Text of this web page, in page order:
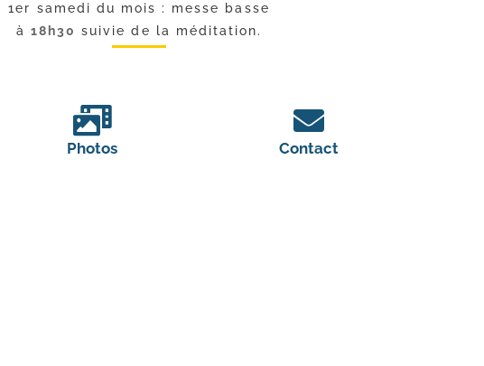
1er samedi du mois : messe basse
à 18h30 suivie de la méditation.
Photos Contact